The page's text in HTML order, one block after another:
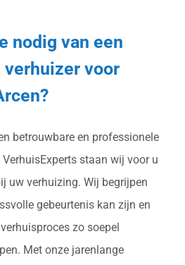
nodig van een
voor
betrouwbare en professionele
staan wij voor u
uw verhuizing. Wij begrijpen
gebeurtenis kan zijn en
zo soepel
Met onze jarenlange